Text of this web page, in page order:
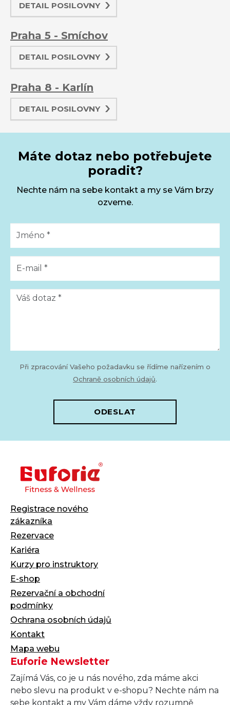
DETAIL POSILOVNY
Praha 5 - Smíchov
DETAIL POSILOVNY
Praha 8 - Karlín
DETAIL POSILOVNY
Máte dotaz nebo potřebujete
poradit?
Nechte nám na sebe kontakt a my se Vám brzy
ozveme.
Při zpracování Vašeho požadavku se řídíme nařízením o
Ochraně osobních údajů.
ODESLAT
Registrace nového
zákazníka
Rezervace
Kariéra
Kurzy pro instruktory
E-shop
Rezervační a obchodní
podmínky
Ochrana osobních údajů
Kontakt
Mapa webu
Euforie Newsletter
Zajímá Vás, co je u nás nového, zda máme akci
nebo slevu na produkt v e-shopu? Nechte nám na
sebe kontakt a my Vám dáme vždy rozumně